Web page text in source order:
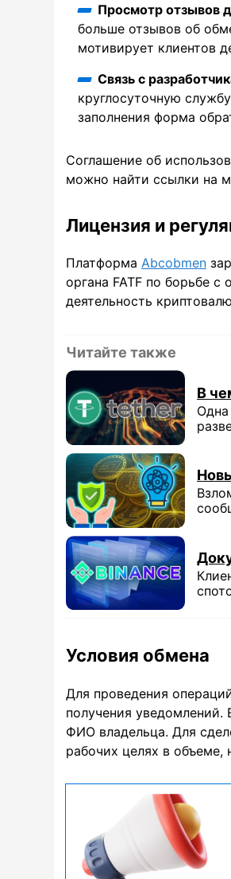
Просмотр отзывов
больше отзывов об
мотивирует клиентов
Связь с
круглосуточную
заполнения форма
Соглашение об
можно найти ссылки на
Лицензия и
Платформа Abcobmen
органа FATF по борьбе с
деятельность
Читайте также
В
Условия обмена
Для проведения
получения уведомлений.
ФИО владельца. Для
рабочих целях в